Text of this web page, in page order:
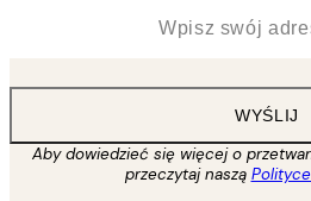
WYŚLIJ
Aby dowiedzieć się więcej o
przeczytaj naszą